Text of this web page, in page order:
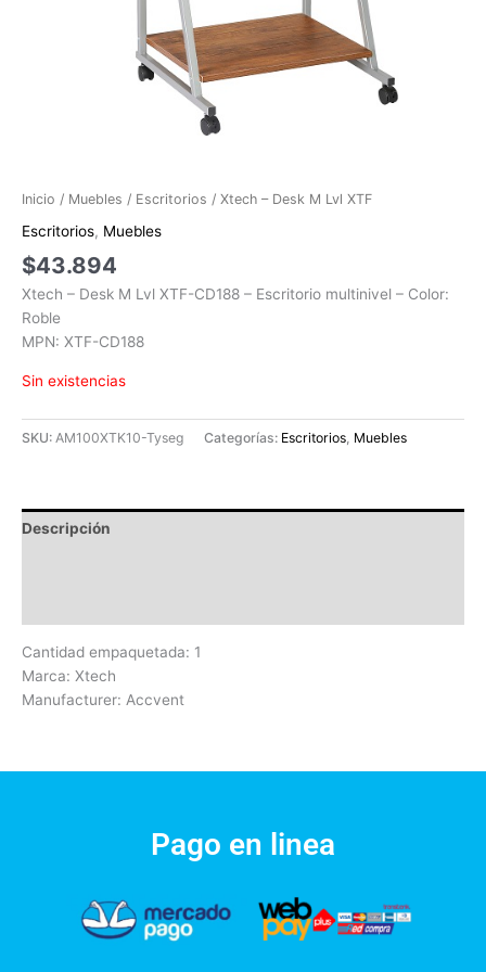
Inicio / Muebles / Escritorios / Xtech – Desk M Lvl XTF
Escritorios, Muebles
$43.894
Xtech – Desk M Lvl XTF-CD188 – Escritorio multinivel – Color:
Roble
MPN: XTF-CD188
Sin existencias
SKU: AM100XTK10-Tyseg Categorías: Escritorios Muebles
Descripción
Cantidad empaquetada: 1
Marca: Xtech
Manufacturer: Accvent
Pago en linea